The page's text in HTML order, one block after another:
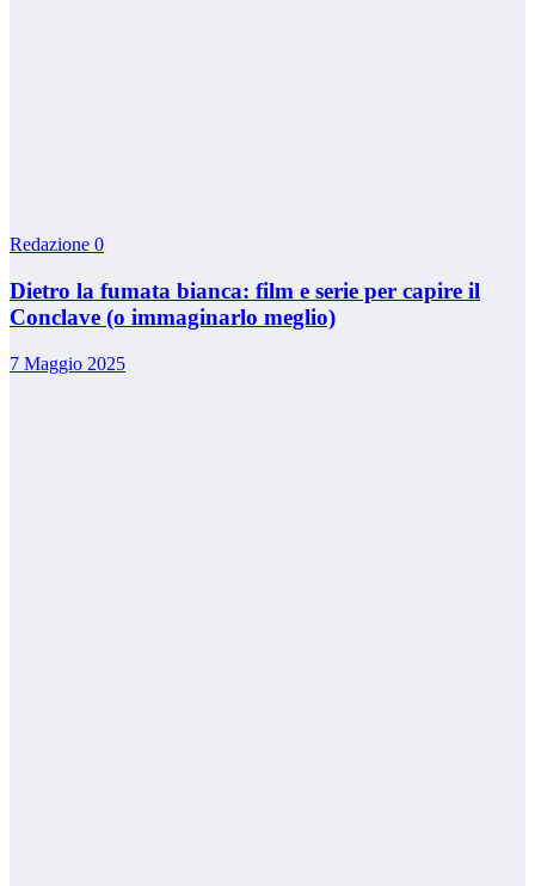
Redazione 0
Dietro la fumata bianca: film e serie per capire il
Conclave (o immaginarlo meglio)
7 Maggio 2025